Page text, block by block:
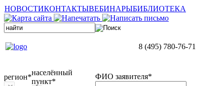
НОВОСТИКОНТАКТЫВЕБИНАРЫБИБЛИОТЕКА
8 (495) 780-76-71
регион*
населённый
пункт*
ФИО заявителя*